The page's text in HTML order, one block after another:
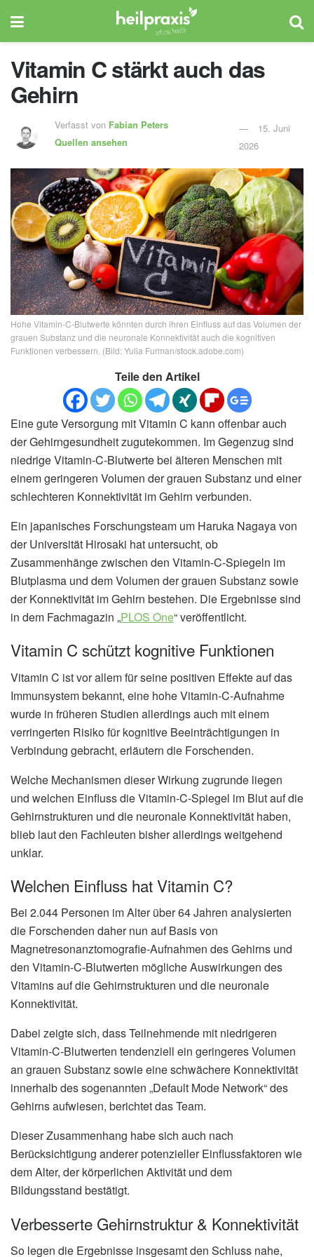
Vitamin C stärkt auch das
Gehirn
Verfasst von Fabian Peters
Quellen ansehen
15. Juni
2026
Hohe Vitamin-C-Blutwerte könnten durch ihren Einfluss auf das Volumen der
grauen Substanz und die neuronale Konnektivität auch die kognitiven
Funktionen verbessern. (Bild: Yulia Furman/stock.adobe.com)
Teile den Artikel
Eine gute Versorgung mit Vitamin C kann offenbar auch
der Gehirngesundheit zugutekommen. Im Gegenzug sind
niedrige Vitamin-C-Blutwerte bei älteren Menschen mit
einem geringeren Volumen der grauen Substanz und einer
schlechteren Konnektivität im Gehirn verbunden.
Ein japanisches Forschungsteam um Haruka Nagaya von
der Universität Hirosaki hat untersucht, ob
Zusammenhänge zwischen den Vitamin-C-Spiegeln im
Blutplasma und dem Volumen der grauen Substanz sowie
der Konnektivität im Gehirn bestehen. Die Ergebnisse sind
in dem Fachmagazin „PLOS One“ veröffentlicht.
Vitamin C schützt kognitive Funktionen
Vitamin C ist vor allem für seine positiven Effekte auf das
Immunsystem bekannt, eine hohe Vitamin-C-Aufnahme
wurde in früheren Studien allerdings auch mit einem
verringerten Risiko für kognitive Beeinträchtigungen in
Verbindung gebracht, erläutern die Forschenden.
Welche Mechanismen dieser Wirkung zugrunde liegen
und welchen Einfluss die Vitamin-C-Spiegel im Blut auf die
Gehirnstrukturen und die neuronale Konnektivität haben,
blieb laut den Fachleuten bisher allerdings weitgehend
unklar.
Welchen Einfluss hat Vitamin C?
Bei 2.044 Personen im Alter über 64 Jahren analysierten
die Forschenden daher nun auf Basis von
Magnetresonanztomografie-Aufnahmen des Gehirns und
den Vitamin-C-Blutwerten mögliche Auswirkungen des
Vitamins auf die Gehirnstrukturen und die neuronale
Konnektivität.
Dabei zeigte sich, dass Teilnehmende mit niedrigeren
Vitamin-C-Blutwerten tendenziell ein geringeres Volumen
an grauen Substanz sowie eine schwächere Konnektivität
innerhalb des sogenannten „Default Mode Network“ des
Gehirns aufwiesen, berichtet das Team.
Dieser Zusammenhang habe sich auch nach
Berücksichtigung anderer potenzieller Einflussfaktoren wie
dem Alter, der körperlichen Aktivität und dem
Bildungsstand bestätigt.
Verbesserte Gehirnstruktur & Konnektivität
So legen die Ergebnisse insgesamt den Schluss nahe,